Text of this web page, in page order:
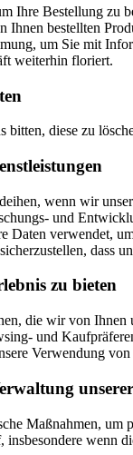
Ihre Bestellung zu
bestellten
um Sie mit
weiterhin floriert.
bitten, diese zu
wenn wir
und
Daten verwendet,
dass
zu bieten
die wir von
und
Verwendung
Maßnahmen,
wenn